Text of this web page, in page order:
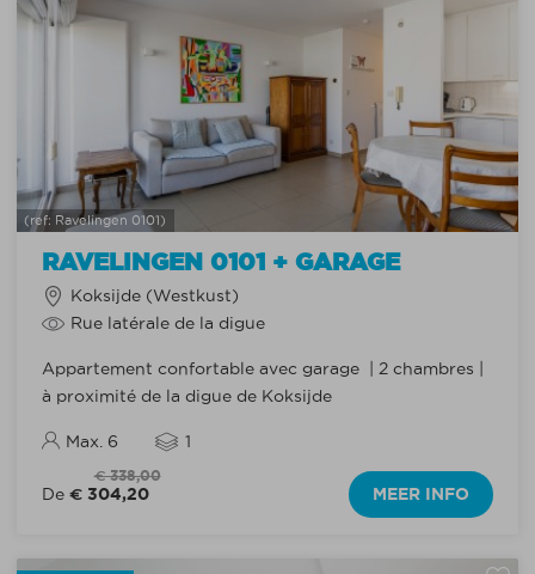
RAVELINGEN 0101 + GARAGE
(ref: Ravelingen 0101)
Koksijde (Westkust)
Rue latérale de la digue
Appartement confortable avec garage | 2 chambres |
à proximité de la digue de Koksijde
Max. 6 1
€ 338,00
De € 304,20 MEER INFO